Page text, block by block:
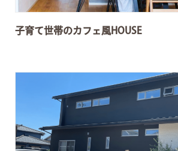
子育て世帯のカフェ風HOUSE